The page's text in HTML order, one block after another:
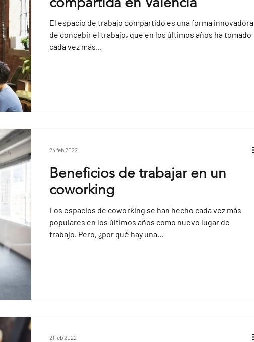
El espacio de trabajo compartido es una forma innovadora
de concebir el trabajo, que en los últimos años ha tomado
cada vez más...
Beneficios de trabajar en un
coworking
Los espacios de coworking se han hecho cada vez más
populares en los últimos años como nuevo lugar de
trabajo. Pero, ¿por qué hay una...
24 feb 2022
21 feb 2022